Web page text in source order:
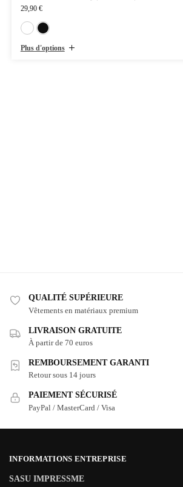
29,90 €
Plus d'options
QUALITÉ SUPÉRIEURE
Vêtements en matériaux premium
LIVRAISON GRATUITE
À partir de 70 euros
REMBOURSEMENT GARANTI
Retour sous 14 jours
PAIEMENT SÉCURISÉ
PayPal / MasterCard / Visa
INFORMATIONS ENTREPRISE
SASU IMPRESSME